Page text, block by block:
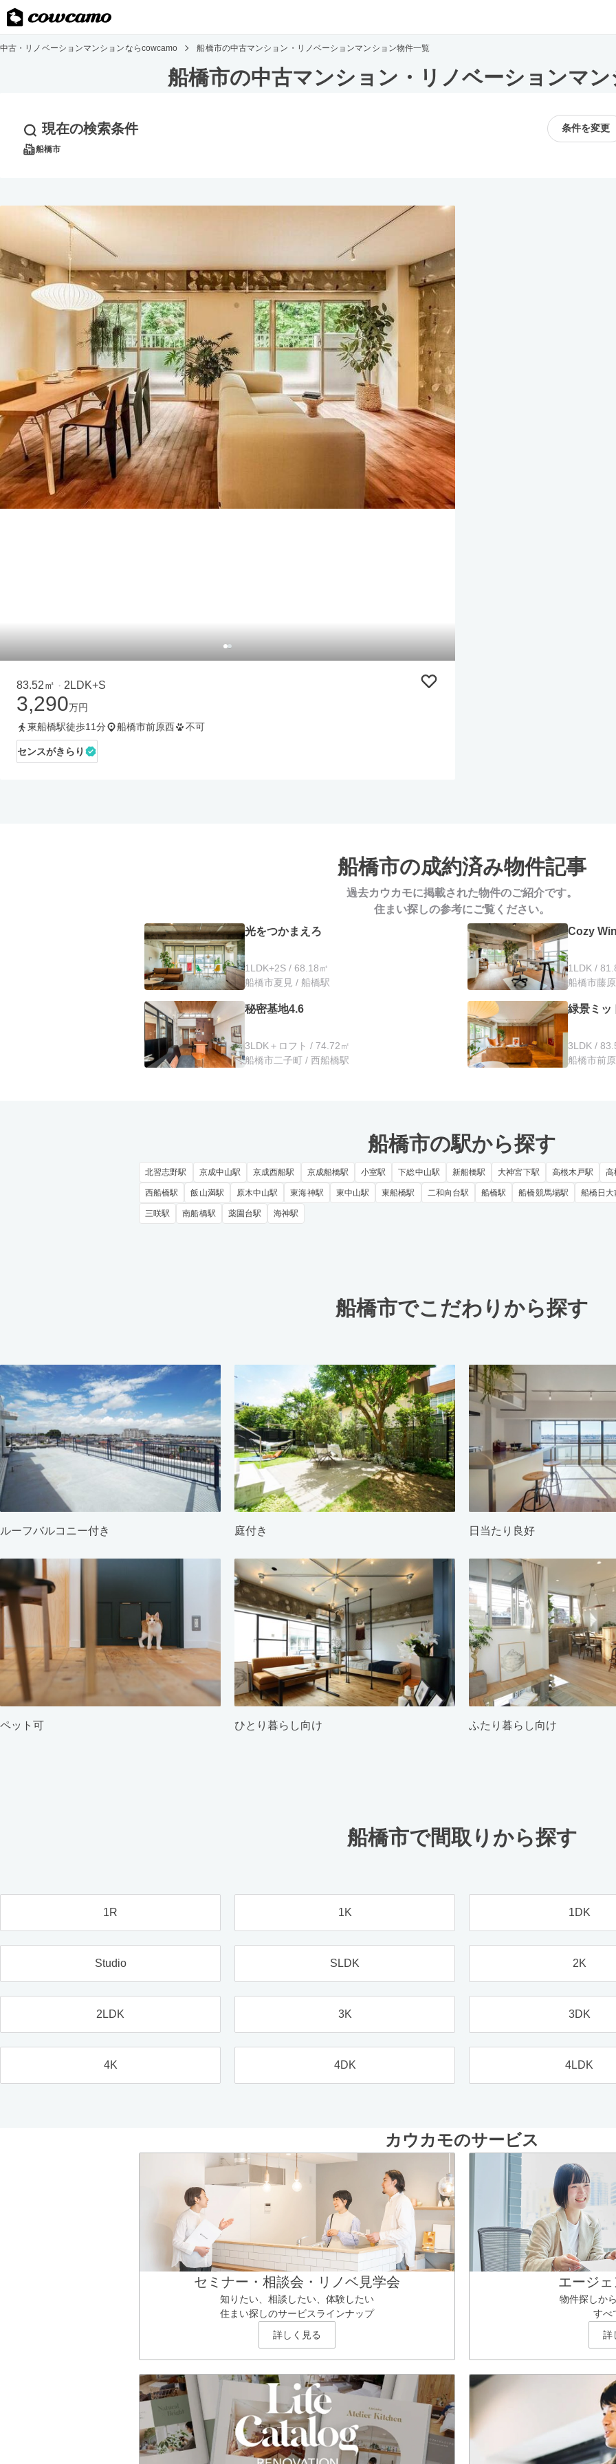
中古・リノベーションマンションならcowcamo 船橋市の中古マンション・リノベーションマンション物件一覧
船橋市の中古マンション・リノベーションマ
現在の検索条件 条件を変更
船橋市
83.52㎡ ・ 2LDK+S
3,290万円
東船橋駅徒歩11分
船橋市前原西 不可
センスがきらり
船橋市の成約済み物件記事
過去カウカモに掲載された物件のご紹介です。
住まい探しの参考にご覧ください。
光をつかまえろ
1LDK+2S / 68.18㎡
船橋市夏見 / 船橋駅
Cozy
1LDK /
船橋市藤
秘密基地4.6
3LDK＋ロフト / 74.72㎡
船橋市二子町 / 西船橋駅
緑景ミッ
3LDK /
船橋市前
船橋市の駅から探す
北習志野駅 京成中山駅 京成西船駅 京成船橋駅 小室駅 下総中山駅 新船橋駅 大神宮下駅 高根木戸駅 高
西船橋駅 飯山満駅 原木中山駅 東海神駅 東中山駅 東船橋駅 二和向台駅 船橋駅 船橋競馬場駅 船橋日大
三咲駅 南船橋駅 薬園台駅 海神駅
船橋市でこだわりから探す
ルーフバルコニー付き 庭付き 日当たり良好
ペット可 ひとり暮らし向け ふたり暮らし向け
船橋市で間取りから探す
1R 1K 1DK
Studio SLDK 2K
2LDK 3K 3DK
4K 4DK 4LDK
カウカモのサービス
セミナー・相談会・リノベ見学会
知りたい、相談したい、体験したい
住まい探しのサービスラインナップ
詳しく見る
エージ
物件探しか
すべ
詳